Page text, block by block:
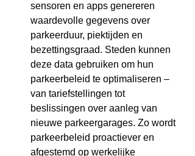
sensoren en apps genereren
waardevolle gegevens over
parkeerduur, piektijden en
bezettingsgraad. Steden kunnen
deze data gebruiken om hun
parkeerbeleid te optimaliseren –
van tariefstellingen tot
beslissingen over aanleg van
nieuwe parkeergarages. Zo wordt
parkeerbeleid proactiever en
afgestemd op werkelijke